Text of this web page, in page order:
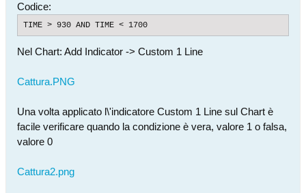
Codice:
TIME > 930 AND TIME < 1700
Nel Chart: Add Indicator -> Custom 1 Line
Cattura.PNG
Una volta applicato l\'indicatore Custom 1 Line sul Chart è
facile verificare quando la condizione è vera, valore 1 o falsa,
valore 0
Cattura2.png